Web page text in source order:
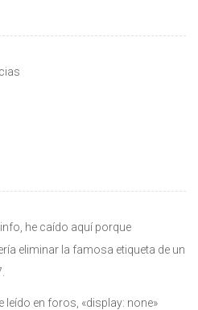
he caído aquí porque
eliminar la famosa etiqueta de un
leído en foros, «display: none»